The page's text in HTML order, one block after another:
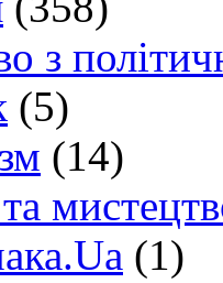
з
(5)
(14)
(1)